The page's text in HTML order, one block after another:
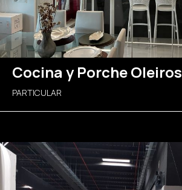
Cocina y Porche Oleiros
PARTICULAR